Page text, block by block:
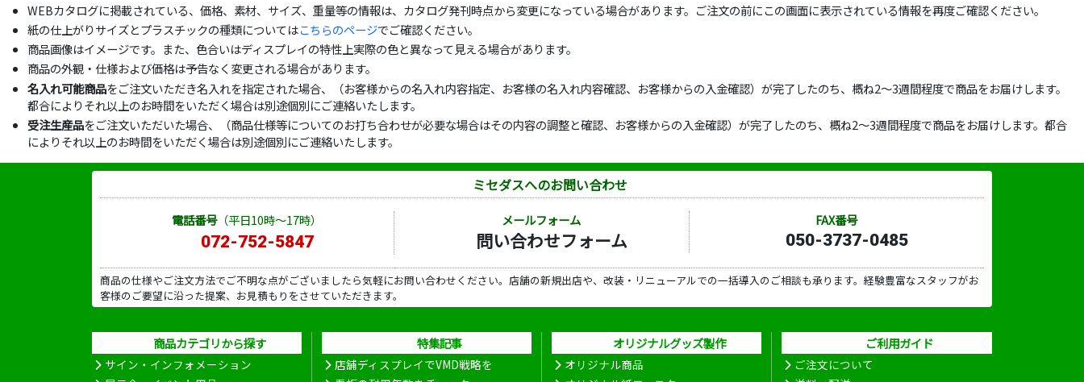
WEBカタログに掲載されている、価格、素材、サイズ、重量等の情報は、カタログ発刊時点から変更になっている場合があります。ご注文の前にこの画面に表示されている情報を再度ご確認ください。
紙の仕上がりサイズとプラスチックの種類についてはこちらのページでご確認ください。
商品画像はイメージです。また、色合いはディスプレイの特性上実際の色と異なって見える場合があります。
商品の外観・仕様および価格は予告なく変更される場合があります。
名入れ可能商品をご注文いただき名入れを指定された場合、（お客様からの名入れ内容指定、お客様の名入れ内容確認、お客様からの入金確認）が完了したのち、概ね2～3週間程度で商品をお届けします。
都合によりそれ以上のお時間をいただく場合は別途個別にご連絡いたします。
受注生産品をご注文いただいた場合、（商品仕様等についてのお打ち合わせが必要な場合はその内容の調整と確認、お客様からの入金確認）が完了したのち、概ね2～3週間程度で商品をお届けします。都合
によりそれ以上のお時間をいただく場合は別途個別にご連絡いたします。
ミセダスへのお問い合わせ
電話番号（平日10時～17時）
072-752-5847
メールフォーム
問い合わせフォーム
FAX番号
050-3737-0485
商品の仕様やご注文方法でご不明な点がございましたら気軽にお問い合わせください。店舗の新規出店や、改装・リニューアルでの一括導入のご相談も承ります。経験豊富なスタッフがお
客様のご要望に沿った提案、お見積もりをさせていただきます。
商品カテゴリから探す
サイン・インフォメーション
特集記事
店舗ディスプレイでVMD戦略を
オリジナルグッズ製作
オリジナル商品
ご利用ガイド
ご注文について